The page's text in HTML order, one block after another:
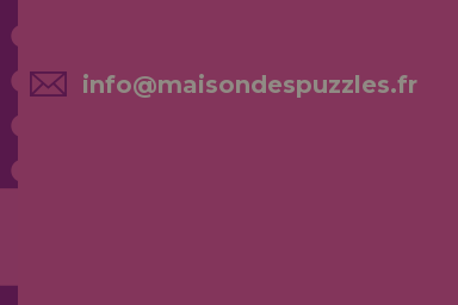
info@maisondespuzzles.fr